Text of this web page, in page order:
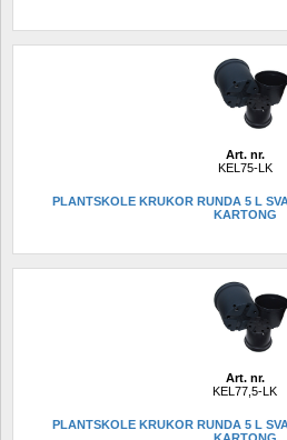
Art. nr.
KEL75-LK
PLANTSKOLE KRUKOR RUNDA 5 L
KARTONG
Art. nr.
KEL77,5-LK
PLANTSKOLE KRUKOR RUNDA 5 L